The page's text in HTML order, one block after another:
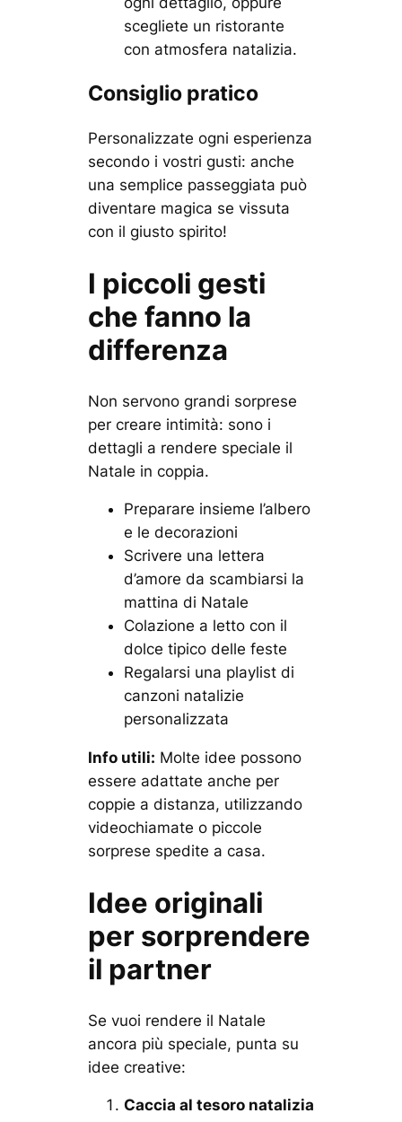
scegliete un ristorante
con atmosfera natalizia.
Consiglio pratico
Personalizzate ogni esperienza
secondo i vostri gusti: anche
una semplice passeggiata può
diventare magica se vissuta
con il giusto spirito!
I piccoli gesti
che fanno la
differenza
Non servono grandi sorprese
per creare intimità: sono i
dettagli a rendere speciale il
Natale in coppia.
Preparare insieme l’albero
e le decorazioni
Scrivere una lettera
d’amore da scambiarsi la
mattina di Natale
Colazione a letto con il
dolce tipico delle feste
Regalarsi una playlist di
canzoni natalizie
personalizzata
Info utili: Molte idee possono
essere adattate anche per
coppie a distanza, utilizzando
videochiamate o piccole
sorprese spedite a casa.
Idee originali
per sorprendere
il partner
Se vuoi rendere il Natale
ancora più speciale, punta su
idee creative:
Caccia al tesoro natalizia